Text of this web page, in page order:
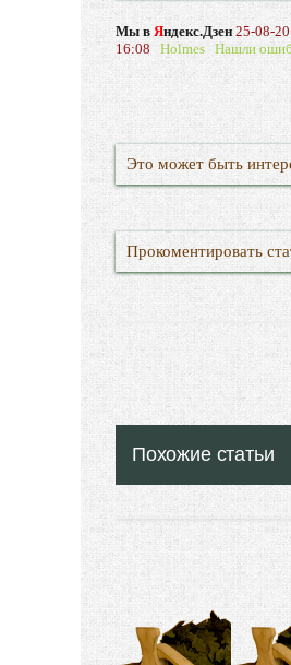
Мы в Яндекс.Дзен 25-08-
16:08 Holmes Нашли
Это может быть
Прокоментировать
Похожие статьи